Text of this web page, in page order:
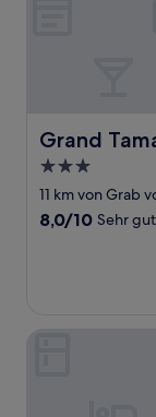
Grand
Grand
3.0-
Sterne-
Unterkunft
11 km von Grab
8.0
Bewertung)
8,0/10 Sehr gut